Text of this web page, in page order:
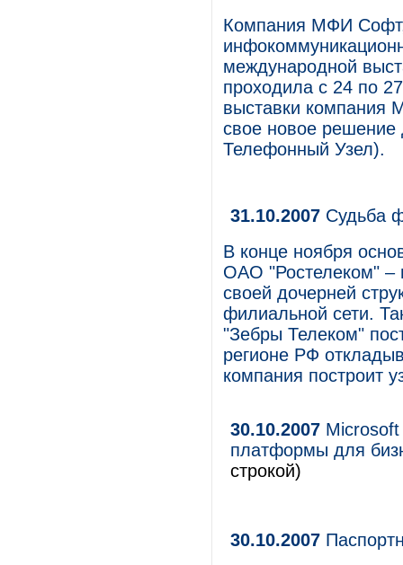
Компания МФИ Софт,
международной
проходила с 24 по
выставки компания
свое новое решение
Телефонный Узел).
31.10.2007 Судьба
В конце ноября
ОАО "Ростелеком" –
своей дочерней
филиальной сети.
"Зебры Телеком"
регионе РФ
компания построит
30.10.2007
платформы для
строкой)
30.10.2007